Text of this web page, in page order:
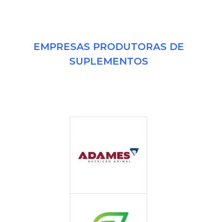
EMPRESAS PRODUTORAS DE
SUPLEMENTOS